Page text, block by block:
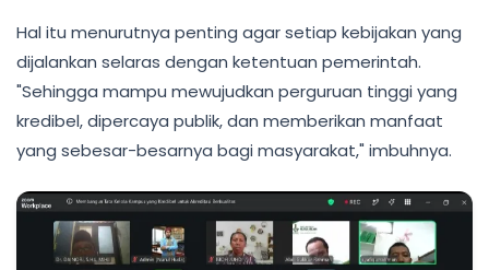
Hal itu menurutnya penting agar setiap kebijakan yang
dijalankan selaras dengan ketentuan pemerintah.
"Sehingga mampu mewujudkan perguruan tinggi yang
kredibel, dipercaya publik, dan memberikan manfaat
yang sebesar-besarnya bagi masyarakat," imbuhnya.